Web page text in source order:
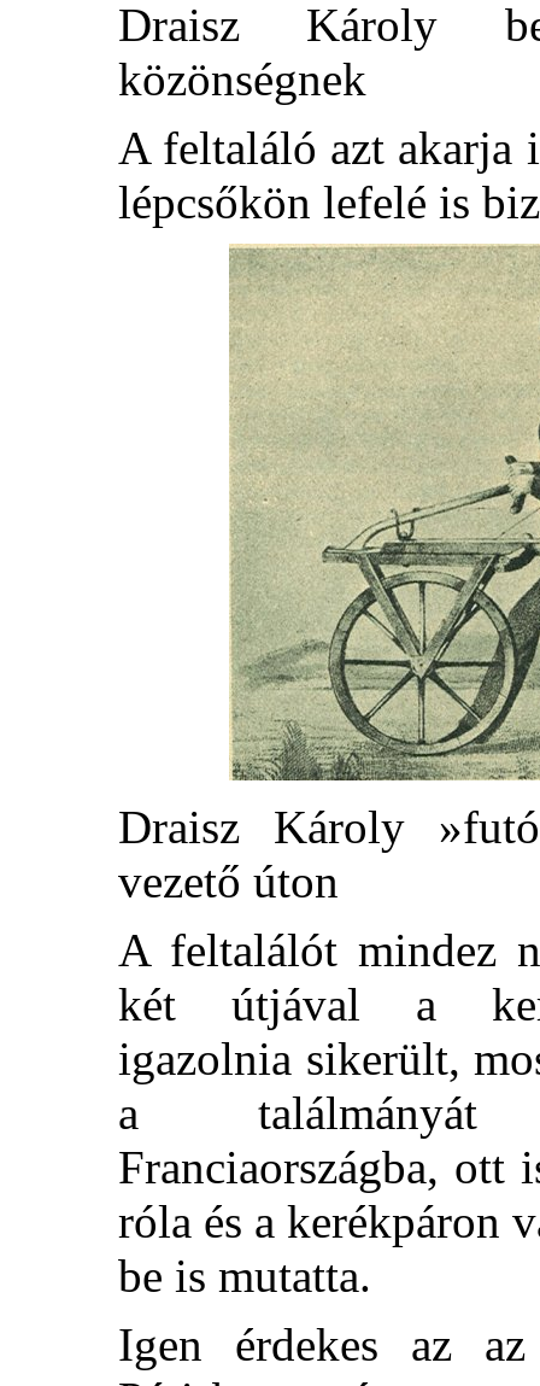
Draisz Károly
közönségnek
A feltaláló azt akarja
lépcsőkön lefelé is
Draisz Károly
vezető úton
A feltalálót mindez
két útjával a
igazolnia sikerült,
a találmányát
Franciaországba, ott
róla és a kerékpáron
be is mutatta.
Igen érdekes az az